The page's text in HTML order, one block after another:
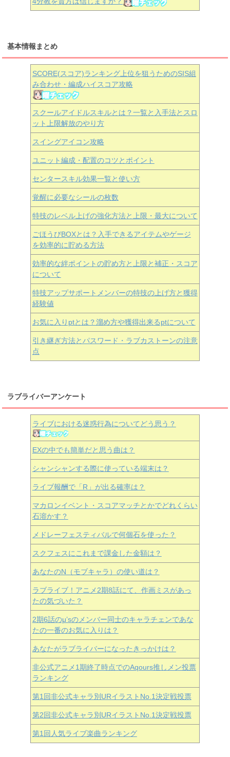
基本情報まとめ
SCORE(スコア)ランキング上位を狙うためのSIS組
み合わせ・編成ハイスコア攻略
スクールアイドルスキルとは？一覧と入手法とスロ
ット上限解放のやり方
スイングアイコン攻略
ユニット編成・配置のコツとポイント
センタースキル効果一覧と使い方
覚醒に必要なシールの枚数
特技のレベル上げの強化方法と上限・最大について
ごほうびBOXとは？入手できるアイテムやゲージ
を効率的に貯める方法
効率的な絆ポイントの貯め方と上限と補正・スコア
について
特技アップサポートメンバーの特技の上げ方と獲得
経験値
お気に入りptとは？溜め方や獲得出来るptについて
引き継ぎ方法とパスワード・ラブカストーンの注意
点
ラブライバーアンケート
ライブにおける迷惑行為についてどう思う？
EXの中でも簡単だと思う曲は？
シャンシャンする際に使っている端末は？
ライブ報酬で「R」が出る確率は？
マカロンイベント・スコアマッチとかでどれくらい
石溶かす？
メドレーフェスティバルで何個石を使った？
スクフェスにこれまで課金した金額は？
あなたのN（モブキャラ）の使い道は？
ラブライブ！アニメ2期8話にて、作画ミスがあっ
たの気づいた？
2期6話のμ’sのメンバー同士のキャラチェンであな
たの一番のお気に入りは？
あなたがラブライバーになったきっかけは？
非公式アニメ1期終了時点でのAqours推しメン投票
ランキング
第1回非公式キャラ別URイラストNo.1決定戦投票
第2回非公式キャラ別URイラストNo.1決定戦投票
第1回人気ライブ楽曲ランキング